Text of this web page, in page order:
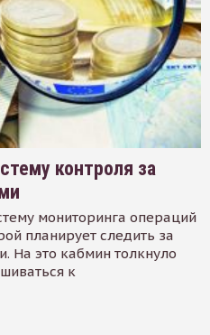
контроля за
мониторинга операций
планирует следить за
На это кабмин толкнуло
к